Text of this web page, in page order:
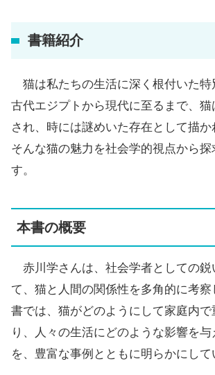
書籍紹介
猫は私たちの生活に深く根付いた特
古代エジプトから現代に至るまで、
され、時には謎めいた存在として描か
そんな猫の魅力を社会学的視点から
す。
本書の概要
赤川学さんは、社会学者としての鋭
て、猫と人間の関係性を多角的に考
書では、猫がどのようにして家庭内
り、人々の生活にどのような影響を
を、豊富な事例とともに明らかにして